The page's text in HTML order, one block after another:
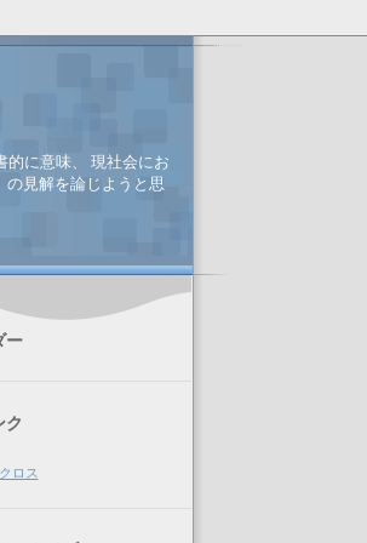
的に意味、 現社会にお
の見解を論じようと思
ー
ク
ロス